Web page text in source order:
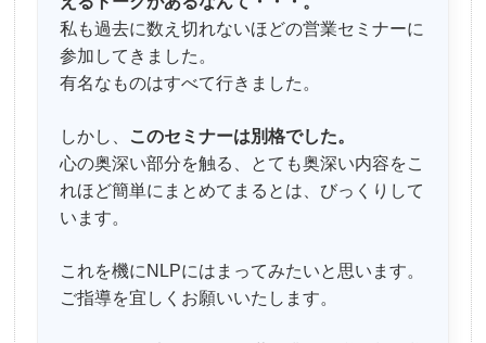
私も過去に数え切れないほどの営業セミナーに
参加してきました。
有名なものはすべて行きました。
しかし、 このセミナーは別格でした。
心の奥深い部分を触る、とても奥深い内容をこ
れほど簡単にまとめてまるとは、びっくりして
います。
これを機にNLPにはまってみたいと思います。
ご指導を宜しくお願いいたします。